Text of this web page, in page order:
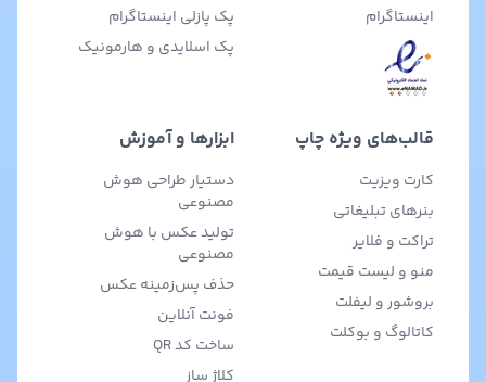
اینستاگرام
پک پازلی اینستاگرام
پک اسلایدی و هارمونیک
قالب‌های ویژه چاپ
کارت ویزیت
بنرهای تبلیغاتی
تراکت و فلایر
منو و لیست قیمت
بروشور و لیفلت
کاتالوگ و بوکلت
ابزارها و آموزش
دستیار طراحی هوش
مصنوعی
تولید عکس با هوش
مصنوعی
حذف پس‌زمینه عکس
فونت آنلاین
ساخت کد QR
کلاژ ساز